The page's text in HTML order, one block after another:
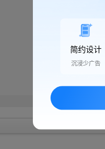
简约设计
沉浸少广告